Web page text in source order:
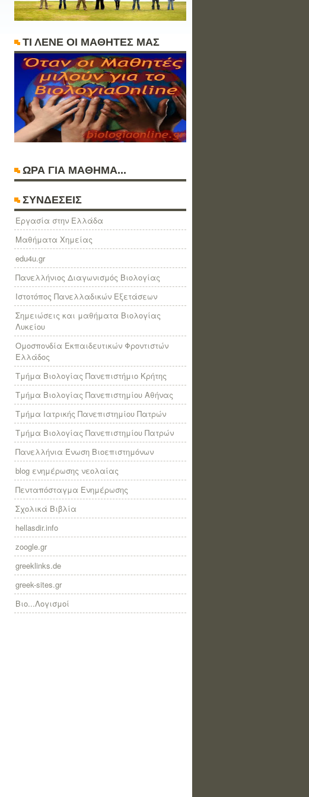
ΤΙ ΛΕΝΕ ΟΙ ΜΑΘΗΤΕΣ ΜΑΣ
ΩΡΑ ΓΙΑ ΜΑΘΗΜΑ...
ΣΥΝΔΕΣΕΙΣ
Eργασία στην Ελλάδα
Μαθήματα Χημείας
edu4u.gr
Πανελλήνιος Διαγωνισμός Βιολογίας
Ιστοτόπος Πανελλαδικών Εξετάσεων
Σημειώσεις και μαθήματα Βιολογίας
Λυκείου
Ομοσπονδία Εκπαιδευτικών Φροντιστών
Ελλάδος
Τμήμα Βιολογίας Πανεπιστήμιο Κρήτης
Τμήμα Βιολογίας Πανεπιστημίου Αθήνας
Τμήμα Ιατρικής Πανεπιστημίου Πατρών
Τμήμα Βιολογίας Πανεπιστημίου Πατρών
Πανελλήνια Ένωση Βιοεπιστημόνων
blog ενημέρωσης νεολαίας
Πενταπόσταγμα Ενημέρωσης
Σχολικά Βιβλία
hellasdir.info
zoogle.gr
greeklinks.de
greek-sites.gr
Βιο...Λογισμοί